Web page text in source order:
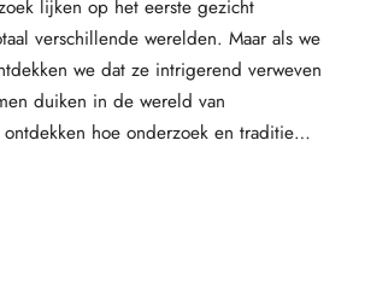
lijken op het eerste gezicht
verschillende werelden. Maar als we
we dat ze intrigerend verweven
duiken in de wereld van
ontdekken hoe onderzoek en traditie…